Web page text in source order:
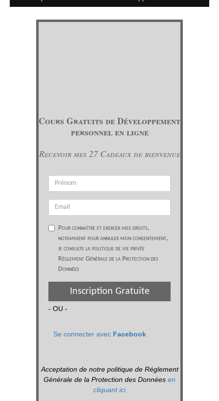
Cours Gratuits de Développement
personnel en ligne
Recevoir mes 27 Cadeaux de bienvenue
Pour connaître et exercer mes droits,
notamment pour annuler mon consentement,
je consulte la politique de vie privée
Réglement Générale de la Protection des
Données
Inscription Gratuite
- OU -
Se connecter avec Facebook
Acceptation de notre politique de Réglement
Générale de la Protection des Données en
cliquant ici